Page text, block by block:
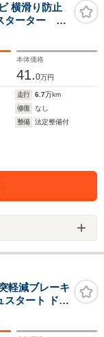
ターター ド
本体価格
41.0万円
走行 6.7万km
修復
なし
整備
法定整備付
軽減ブレーキ
スタート ドラ
続 バックカ